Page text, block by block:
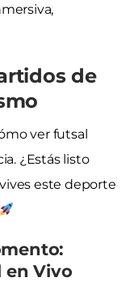
de
ver futsal
¿Estás listo
este deporte
en Vivo